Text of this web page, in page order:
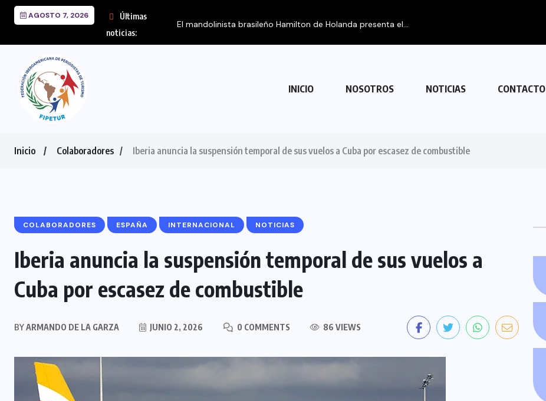
AGOSTO 7, 2026
Últimas
noticias:
El mandolinista brasileño Hamilton de Holanda presenta el...
INICIO NOSOTROS NOTICIAS CONTACTO
Inicio Colaboradores Iberia anuncia la suspensión temporal de sus vuelos a Cuba por escasez de combustible
COLABORADORES ESPAÑA INTERNACIONAL NOTICIAS
Iberia anuncia la suspensión temporal de sus vuelos a
Cuba por escasez de combustible
BYARMANDO DE LA GARZA JUNIO 2, 2026 0 COMMENTS 86 VIEWS